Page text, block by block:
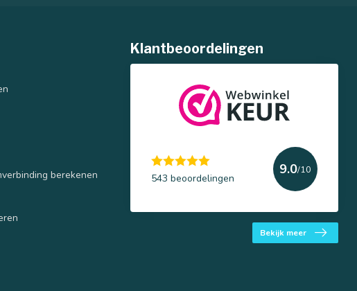
berekenen
Klantbeoordelingen
543 beoordelingen
9.0/10
Bekijk meer